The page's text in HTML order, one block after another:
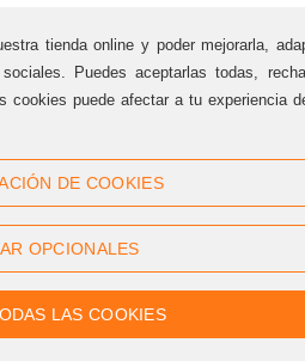
Síguenos
Linkedin
Youtube
Instagram
tienda online y poder mejorarla,
Puedes aceptarlas todas,
puede afectar a tu experiencia
DE COOKIES
OPCIONALES
LAS COOKIES